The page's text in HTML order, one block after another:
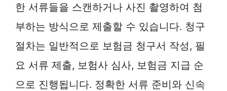
한 서류들을 스캔하거나 사진 촬영하여 첨
부하는 방식으로 제출할 수 있습니다. 청구
절차는 일반적으로 보험금 청구서 작성, 필
요 서류 제출, 보험사 심사, 보험금 지급 순
으로 진행됩니다. 정확한 서류 준비와 신속